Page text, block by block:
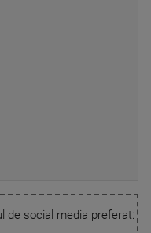
de social media preferat: